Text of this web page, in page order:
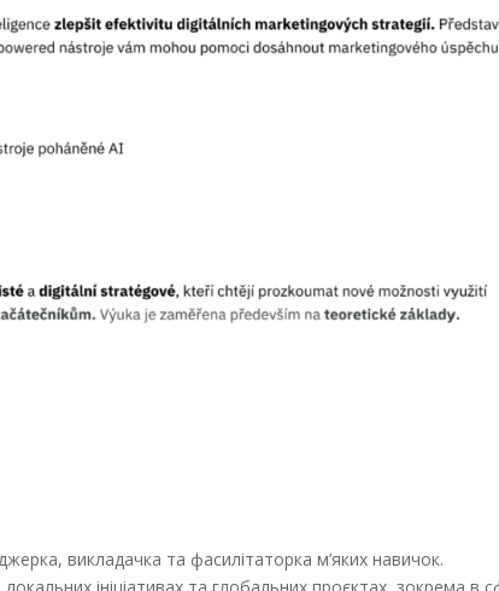
викладачка та фасилітаторка м’яких навичок.
ініціативах та глобальних проєктах, зокрема в